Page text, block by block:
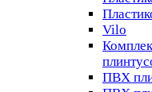
Vilo
ПВХ